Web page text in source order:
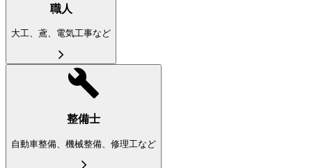
職人
大工、鳶、電気工事など
整備士
自動車整備、機械整備、修理工など